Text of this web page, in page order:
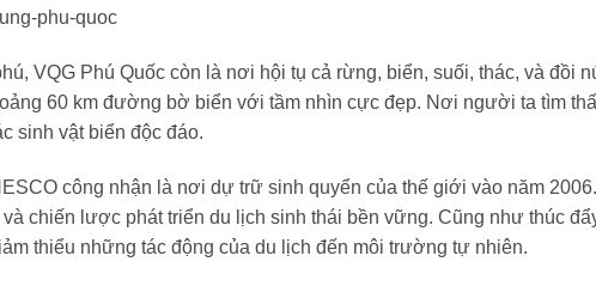
VQG Phú Quốc còn là nơi hội tụ cả rừng, biển, suối, thác, và đồi
60 km đường bờ biển với tầm nhìn cực đẹp. Nơi người ta tìm
sinh vật biển độc đáo.
công nhận là nơi dự trữ sinh quyển của thế giới vào năm
chiến lược phát triển du lịch sinh thái bền vững. Cũng như thúc
thiểu những tác động của du lịch đến môi trường tự nhiên.